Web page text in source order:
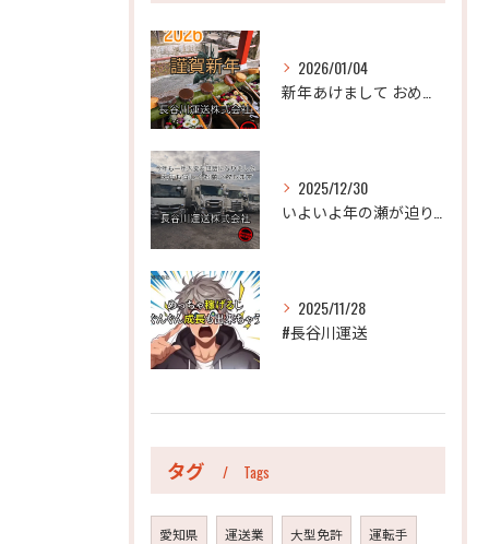
2026/01/04
2025/12/30
2025/11/28
#長谷川運送
タグ Tags
愛知県 運送業 大型免許 運転手